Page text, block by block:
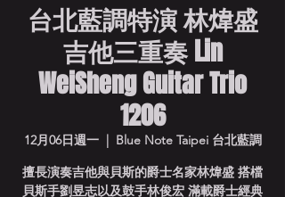
台北藍調特演 林煒盛
吉他三重奏 Lin
WeiSheng Guitar Trio
1206
12月06日週一
  |
Blue Note Taipei 台北藍調
擅長演奏吉他與貝斯的爵士名家林煒盛 搭檔
貝斯手劉昱志以及鼓手林俊宏 滿載爵士經典